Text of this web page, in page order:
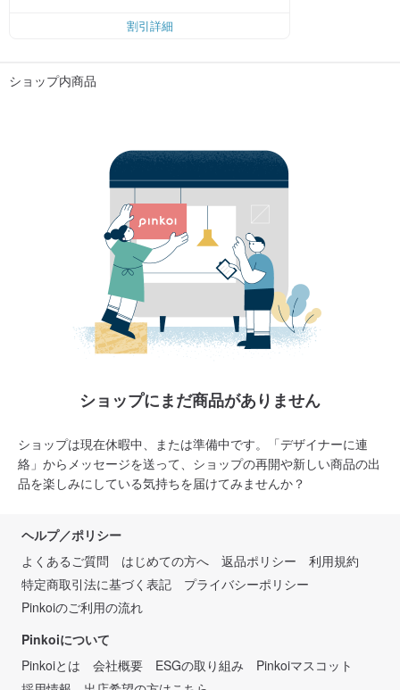
割引詳細
ショップ内商品
ショップにまだ商品がありません
ショップは現在休暇中、または準備中です。「デザイナーに連
絡」からメッセージを送って、ショップの再開や新しい商品の出
品を楽しみにしている気持ちを届けてみませんか？
ヘルプ／ポリシー
よくあるご質問
はじめての方へ 返品ポリシー
利用規約
特定商取引法に基づく表記
プライバシーポリシー
Pinkoiのご利用の流れ
Pinkoiについて
Pinkoiとは
会社概要 ESGの取り組み
Pinkoiマスコット